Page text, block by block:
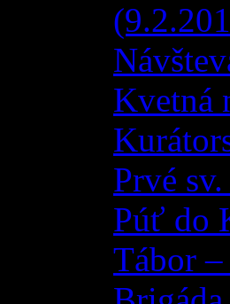
Kvetná
Prvé
Púť do
Tábor